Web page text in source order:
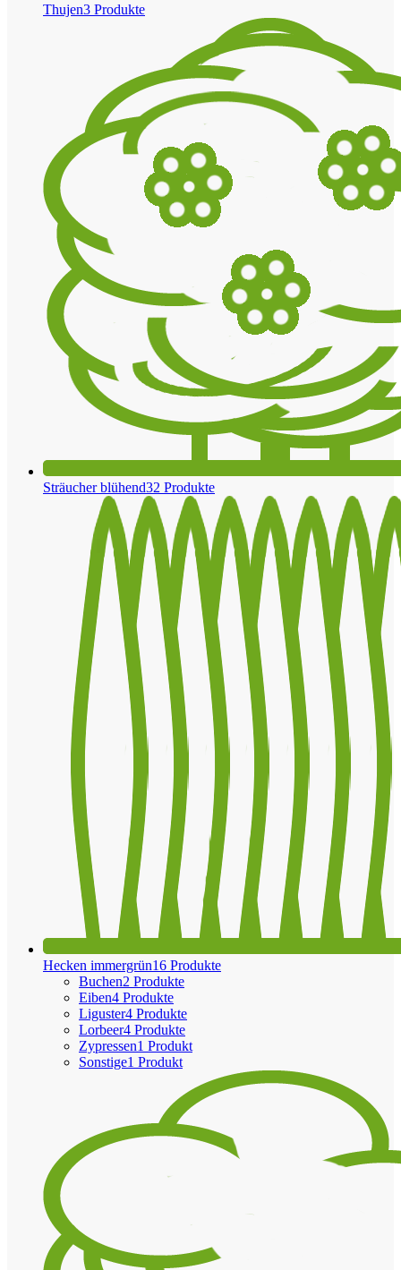
Thujen3 Produkte
Sträucher blühend32 Produkte
Hecken immergrün16 Produkte
Buchen2 Produkte
Eiben4 Produkte
Liguster4 Produkte
Lorbeer4 Produkte
Zypressen1 Produkt
Sonstige1 Produkt